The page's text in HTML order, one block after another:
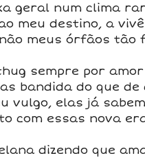
geral num clima
meu destino, a
meus órfãos tão
sempre por amor
bandida do que de
vulgo, elas já
com essas nova
dizendo que